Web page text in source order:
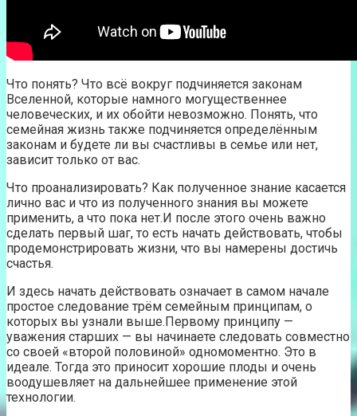
Что понять? Что всё вокруг подчиняется законам
Вселенной, которые намного могущественнее
человеческих, и их обойти невозможно. Понять, что
семейная жизнь также подчиняется определённым
законам и будете ли вы счастливы в семье или нет,
зависит только от вас.
Что проанализировать? Как полученное знание касается
лично вас и что из полученного знания вы можете
применить, а что пока нет.И после этого очень важно
сделать первый шаг, то есть начать действовать, чтобы
продемонстрировать жизни, что вы намерены достичь
счастья.
И здесь начать действовать означает в самом начале
простое следование трём семейным принципам, о
которых вы узнали выше.Первому принципу —
уважения старших — вы начинаете следовать совместно
со своей «второй половиной» одномоментно. Это в
идеале. Тогда это приносит хорошие плоды и очень
воодушевляет на дальнейшее применение этой
технологии.